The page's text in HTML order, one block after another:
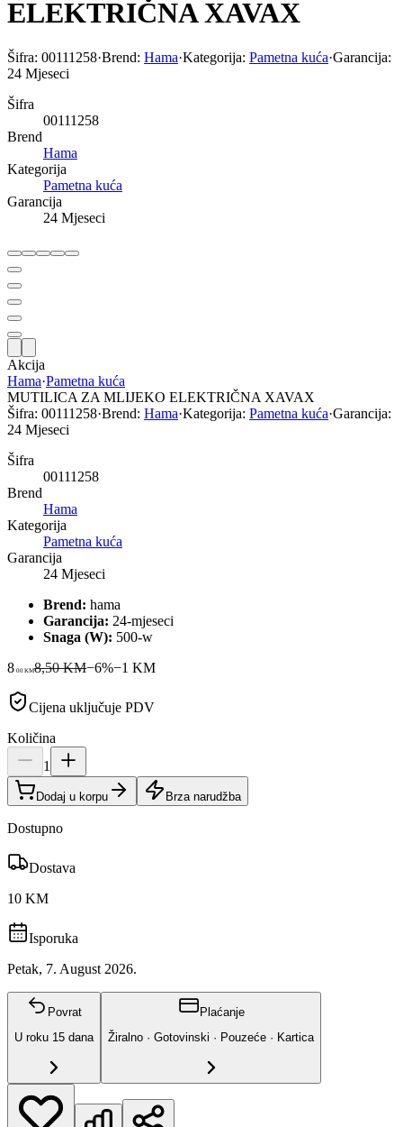
ELEKTRIČNA XAVAX
Šifra: 00111258·Brend: Hama·Kategorija: Pametna kuća·Garancija:
24 Mjeseci
Šifra
00111258
Brend
Hama
Kategorija
Pametna kuća
Garancija
24 Mjeseci
Akcija
Hama·Pametna kuća
MUTILICA ZA MLIJEKO ELEKTRIČNA XAVAX
Šifra: 00111258·Brend: Hama·Kategorija: Pametna kuća·Garancija:
24 Mjeseci
Šifra
00111258
Brend
Hama
Kategorija
Pametna kuća
Garancija
24 Mjeseci
Brend: hama
Garancija: 24-mjeseci
Snaga (W): 500-w
8 00KM8,50 KM−6%−1 KM
Cijena uključuje PDV
Količina
1
Dodaj u korpu Brza narudžba
Dostupno
Dostava
10 KM
Isporuka
Petak, 7. August 2026.
Povrat
U roku 15 dana
Plaćanje
Žiralno · Gotovinski · Pouzeće · Kartica